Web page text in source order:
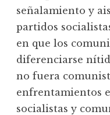
señalamiento y
partidos
en que los
diferenciarse
no fuera
enfrentamientos
socialistas y